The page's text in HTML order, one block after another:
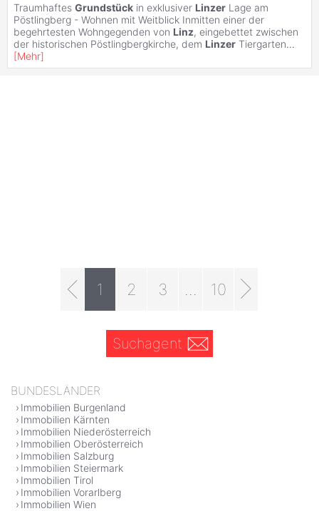
Traumhaftes Grundstück in exklusiver Linzer Lage am
Pöstlingberg - Wohnen mit Weitblick Inmitten einer der
begehrtesten Wohngegenden von Linz, eingebettet zwischen
der historischen Pöstlingbergkirche, dem Linzer Tiergarten...
[Mehr]
1 2 3 10
Suchagent
BUNDESLÄNDER
Immobilien Burgenland
Immobilien Kärnten
Immobilien Niederösterreich
Immobilien Oberösterreich
Immobilien Salzburg
Immobilien Steiermark
Immobilien Tirol
Immobilien Vorarlberg
Immobilien Wien